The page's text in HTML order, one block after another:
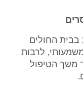
בבית החולים
משמעותי, לרבות
משך הטיפול